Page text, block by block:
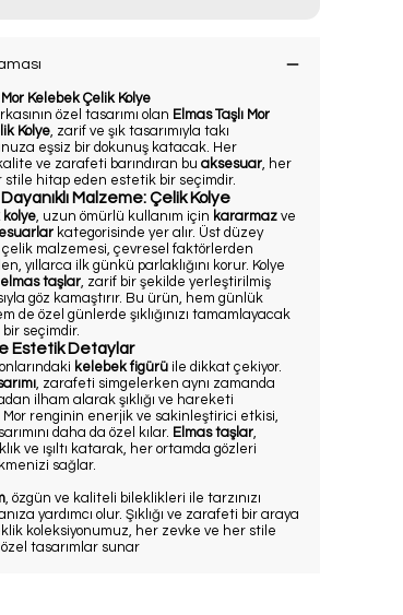
Mor Kelebek Çelik Kolye
özel tasarımı olan Elmas Taşlı Mor
Kolye, zarif ve şık tasarımıyla takı
eşsiz bir dokunuş katacak. Her
ve zarafeti barındıran bu aksesuar, her
stile hitap eden estetik bir seçimdir.
Malzeme: Çelik Kolye
, uzun ömürlü kullanım için kararmaz ve
kategorisinde yer alır. Üst düzey
malzemesi, çevresel faktörlerden
yıllarca ilk günkü parlaklığını korur. Kolye
elmas taşlar, zarif bir şekilde yerleştirilmiş
göz kamaştırır. Bu ürün, hem günlük
de özel günlerde şıklığınızı tamamlayacak
seçimdir.
Estetik Detaylar
kelebek figürü ile dikkat çekiyor.
, zarafeti simgelerken aynı zamanda
ilham alarak şıklığı ve hareketi
Mor renginin enerjik ve sakinleştirici etkisi,
daha da özel kılar. Elmas taşlar,
ve ışıltı katarak, her ortamda gözleri
sağlar.
, özgün ve kaliteli bileklikleri ile tarzınızı
yardımcı olur. Şıklığı ve zarafeti bir araya
koleksiyonumuz, her zevke ve her stile
tasarımlar sunar